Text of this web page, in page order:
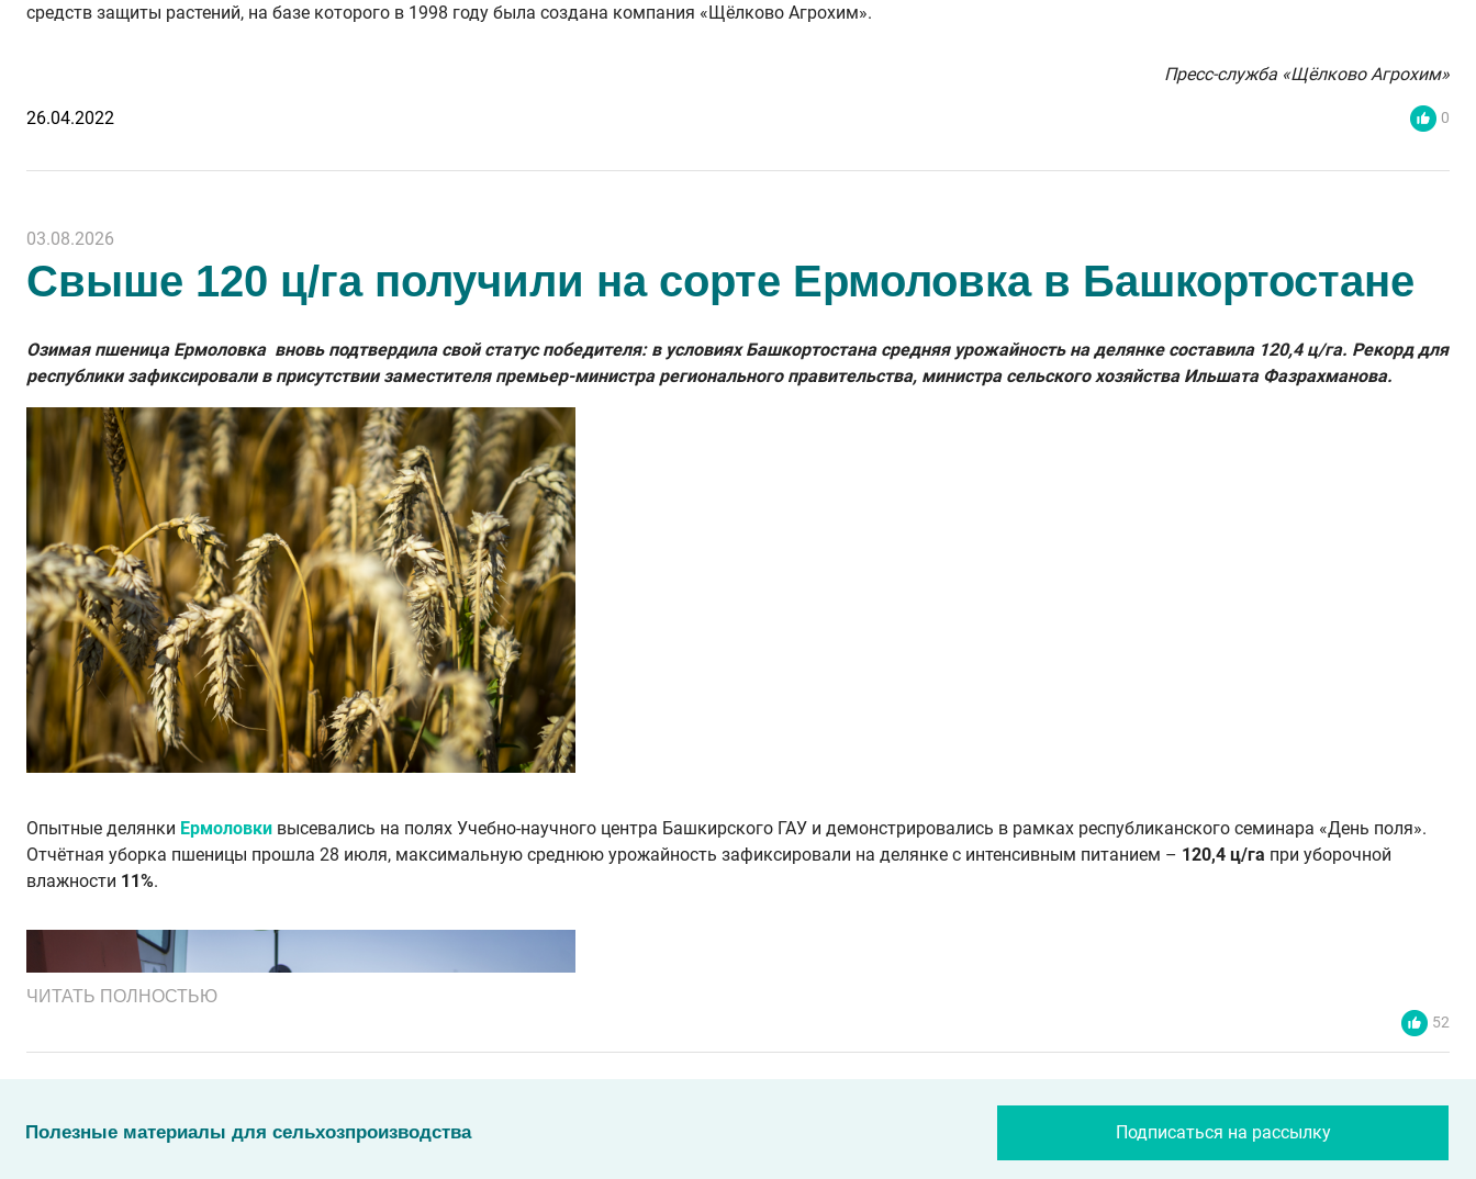
средств защиты растений, на базе которого в 1998 году была создана компания «Щёлково Агрохим».
Пресс-служба «Щёлково Агрохим»
26.04.2022 0
03.08.2026
Свыше 120 ц/га получили на сорте Ермоловка в Башкортостане
Озимая пшеница Ермоловка вновь подтвердила свой статус победителя: в условиях Башкортостана средняя урожайность на делянке составила 120,4 ц/га. Рекорд для
республики зафиксировали в присутствии заместителя премьер-министра регионального правительства, министра сельского хозяйства Ильшата Фазрахманова.
Опытные делянки Ермоловки высевались на полях Учебно-научного центра Башкирского ГАУ и демонстрировались в рамках республиканского семинара «День поля».
Отчётная уборка пшеницы прошла 28 июля, максимальную среднюю урожайность зафиксировали на делянке с интенсивным питанием – 120,4 ц/га при уборочной
влажности 11%.
ЧИТАТЬ ПОЛНОСТЬЮ
52
Полезные материалы для сельхозпроизводства Подписаться на рассылку